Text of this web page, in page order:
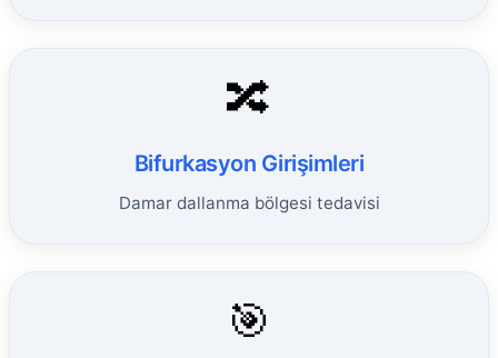
🔀
Bifurkasyon Girişimleri
Damar dallanma bölgesi tedavisi
🎯